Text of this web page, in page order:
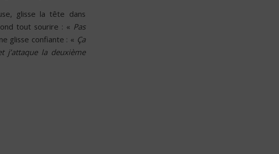
glisse la tête dans
tout sourire : « Pas
glisse confiante : « Ça
j’attaque la deuxième